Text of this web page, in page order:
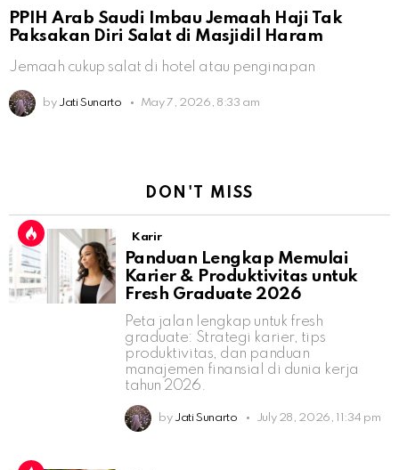
PPIH Arab Saudi Imbau Jemaah Haji Tak
Paksakan Diri Salat di Masjidil Haram
Jemaah cukup salat di hotel atau penginapan
by Jati Sunarto May 7, 2026, 8:33 am
DON'T MISS
Karir
Panduan Lengkap Memulai
Karier & Produktivitas untuk
Fresh Graduate 2026
Peta jalan lengkap untuk fresh
graduate: Strategi karier, tips
produktivitas, dan panduan
manajemen finansial di dunia kerja
tahun 2026.
by Jati Sunarto July 28, 2026, 11:34 pm